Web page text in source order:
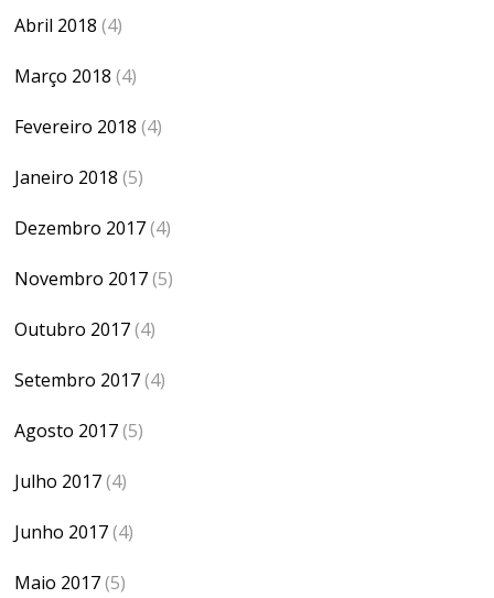
Abril 2018 (4)
Março 2018 (4)
Fevereiro 2018 (4)
Janeiro 2018 (5)
Dezembro 2017(4)
Novembro 2017(5)
Outubro 2017(4)
Setembro 2017(4)
Agosto 2017(5)
Julho 2017(4)
Junho 2017(4)
Maio 2017(5)